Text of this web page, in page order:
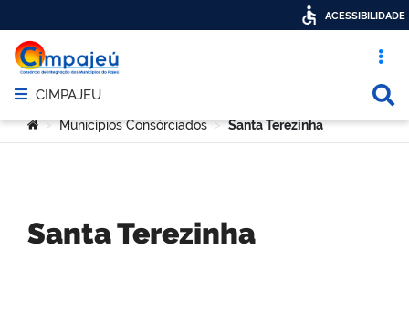
Acesso
Abrir menu principal de navegação
CIMPAJEÚ
Você está aqui:
> Municípios Consórciados > Santa Terezinha
Santa Terezinha
ACESSIBILIDADE